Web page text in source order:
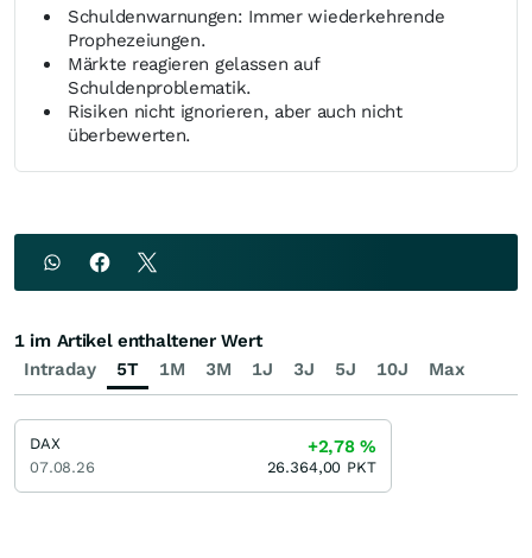
Schuldenwarnungen: Immer wiederkehrende
Prophezeiungen.
Märkte reagieren gelassen auf
Schuldenproblematik.
Risiken nicht ignorieren, aber auch nicht
überbewerten.
Intraday 5T 1M 3M 1J 3J 5J 10J Max
1 im Artikel enthaltener Wert
DAX
07.08.26
+2,78%
26.364,00 PKT